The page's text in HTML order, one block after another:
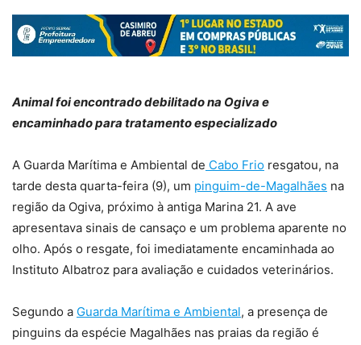
Animal foi encontrado debilitado na Ogiva e
encaminhado para tratamento especializado
A Guarda Marítima e Ambiental de Cabo Frio resgatou, na
tarde desta quarta-feira (9), um pinguim-de-Magalhães na
região da Ogiva, próximo à antiga Marina 21. A ave
apresentava sinais de cansaço e um problema aparente no
olho. Após o resgate, foi imediatamente encaminhada ao
Instituto Albatroz para avaliação e cuidados veterinários.
Segundo a Guarda Marítima e Ambiental, a presença de
pinguins da espécie Magalhães nas praias da região é